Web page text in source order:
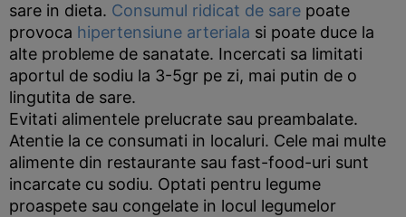
sare in dieta. Consumul ridicat de sare poate
provoca hipertensiune arteriala si poate duce la
alte probleme de sanatate. Incercati sa limitati
aportul de sodiu la 3-5gr pe zi, mai putin de o
lingutita de sare.
Evitati alimentele prelucrate sau preambalate.
Atentie la ce consumati in localuri. Cele mai multe
alimente din restaurante sau fast-food-uri sunt
incarcate cu sodiu. Optati pentru legume
proaspete sau congelate in locul legumelor